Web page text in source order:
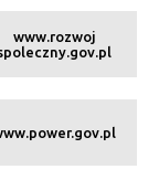
www.rozwoj